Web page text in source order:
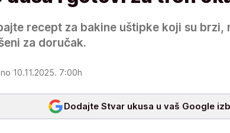
recept za bakine uštipke koji su brzi,
za doručak.
10.11.2025. 7:00h
Dodajte Stvar ukusa u vaš Google